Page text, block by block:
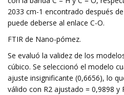
2033 cm-1 encontrado después
puede deberse al enlace C-O.
FTIR de Nano-pómez.
Se evaluó la validez de los
cúbico. Se seleccionó el modelo
ajuste insignificante (0,6656), lo
válido con R2 ajustado = 0,9898 y